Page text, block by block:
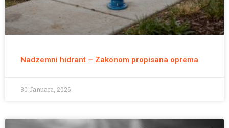
Nadzemni hidrant – Zakonom propisana oprema
30 Januara, 2026